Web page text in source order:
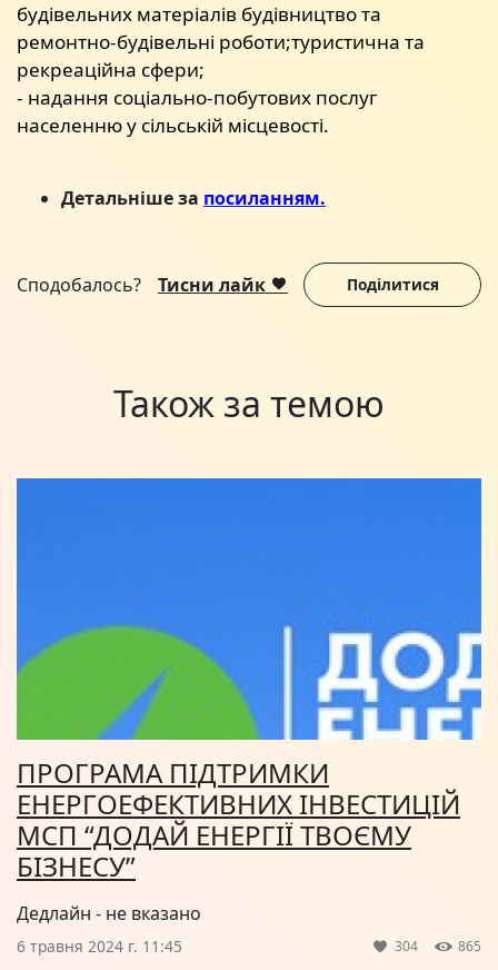
будівельних матеріалів будівництво та
ремонтно-будівельні роботи;туристична та
рекреаційна сфери;
- надання соціально-побутових послуг
населенню у сільській місцевості.
Детальніше за посиланням.
Сподобалось? Тисни лайк Поділитися
Також за темою
ПРОГРАМА ПІДТРИМКИ
ЕНЕРГОЕФЕКТИВНИХ ІНВЕСТИЦІЙ
МСП “ДОДАЙ ЕНЕРГІЇ ТВОЄМУ
БІЗНЕСУ”
Дедлайн - не вказано
6 травня 2024 г. 11:45 304 865